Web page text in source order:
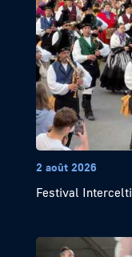
2 août 2026
Festival